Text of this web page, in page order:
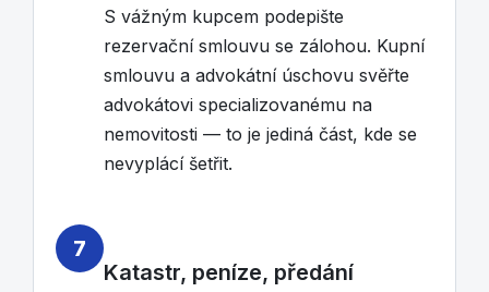
S vážným kupcem podepište
rezervační smlouvu se zálohou. Kupní
smlouvu a advokátní úschovu svěřte
advokátovi specializovanému na
nemovitosti — to je jediná část, kde se
nevyplácí šetřit.
7
Katastr, peníze, předání